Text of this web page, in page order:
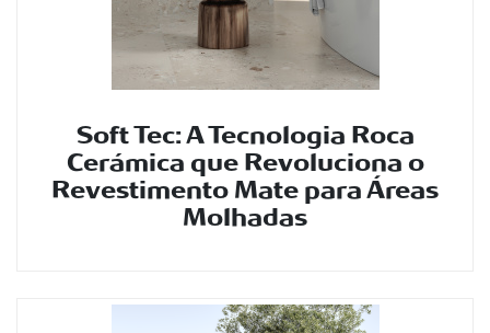
Soft Tec: A Tecnologia Roca
Cerámica que Revoluciona o
Revestimento Mate para Áreas
Molhadas